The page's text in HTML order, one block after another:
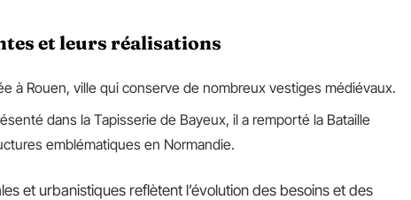
et leurs réalisations
à Rouen, ville qui conserve de nombreux vestiges médiévaux.
dans la Tapisserie de Bayeux, il a remporté la Bataille
emblématiques en Normandie.
et urbanistiques reflètent l’évolution des besoins et des